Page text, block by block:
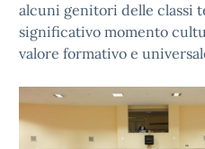
alcuni genitori delle classi
significativo momento
valore formativo e